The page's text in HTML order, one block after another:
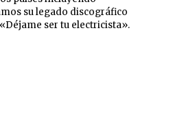
su legado discográfico
ser tu electricista».